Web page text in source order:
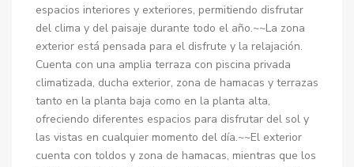
espacios interiores y exteriores, permitiendo disfrutar
del clima y del paisaje durante todo el año.~~La zona
exterior está pensada para el disfrute y la relajación.
Cuenta con una amplia terraza con piscina privada
climatizada, ducha exterior, zona de hamacas y terrazas
tanto en la planta baja como en la planta alta,
ofreciendo diferentes espacios para disfrutar del sol y
las vistas en cualquier momento del día.~~El exterior
cuenta con toldos y zona de hamacas, mientras que los